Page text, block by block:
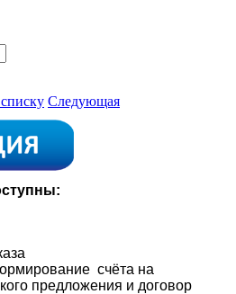
Следующая
счёта на
предложения и договор